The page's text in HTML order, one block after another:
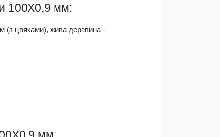
100Х0,9 мм:
(з цвяхами), жива деревина -